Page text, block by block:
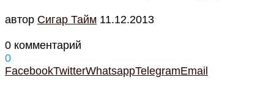
автор Cигар Тайм 11.12.2013
0 комментарий
0
FacebookTwitterWhatsappTelegramEmail